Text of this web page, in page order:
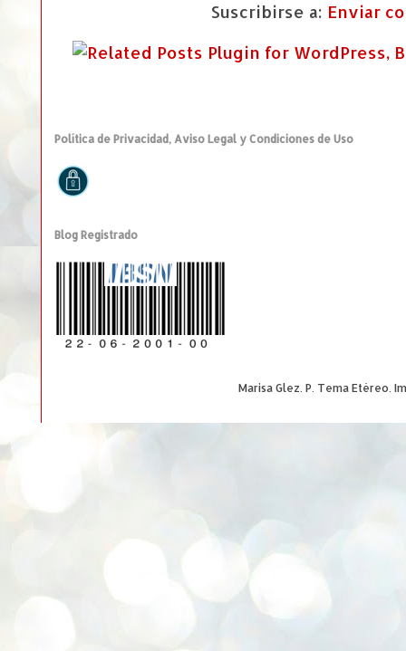
Suscribirse a: Enviar
Política de Privacidad, Aviso Legal y Condiciones de Uso
Blog Registrado
Marisa Glez. P. Tema Etéreo.